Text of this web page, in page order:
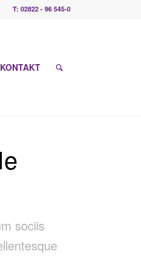
T: 02822 - 96 545-0
KONTAKT
sociis